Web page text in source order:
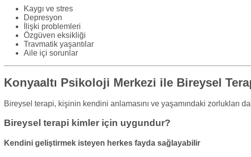
Kaygı ve stres
Depresyon
İlişki problemleri
Özgüven eksikliği
Travmatik yaşantılar
Aile içi sorunlar
Konyaaltı Psikoloji Merkezi ile Bireysel
Bireysel terapi, kişinin kendini anlamasını ve yaşamındaki zorlukları
Bireysel terapi kimler için uygundur?
Kendini geliştirmek isteyen herkes fayda sağlayabilir